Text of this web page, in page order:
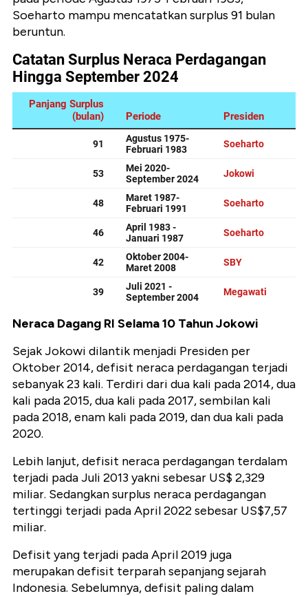
Soeharto mampu mencatatkan surplus 91 bulan
beruntun.
Neraca Dagang RI Selama 10 Tahun Jokowi
Sejak Jokowi dilantik menjadi Presiden per
Oktober 2014, defisit neraca perdagangan terjadi
sebanyak 23 kali. Terdiri dari dua kali pada 2014, dua
kali pada 2015, dua kali pada 2017, sembilan kali
pada 2018, enam kali pada 2019, dan dua kali pada
2020.
Lebih lanjut, defisit neraca perdagangan terdalam
terjadi pada Juli 2013 yakni sebesar US$ 2,329
miliar. Sedangkan surplus neraca perdagangan
tertinggi terjadi pada April 2022 sebesar US$7,57
miliar.
Defisit yang terjadi pada April 2019 juga
merupakan defisit terparah sepanjang sejarah
Indonesia. Sebelumnya, defisit paling dalam